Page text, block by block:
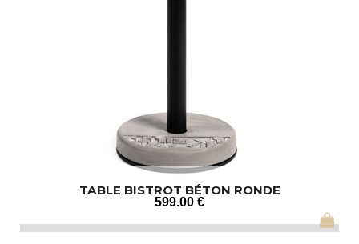
TABLE BISTROT BÉTON RONDE
599.00 €